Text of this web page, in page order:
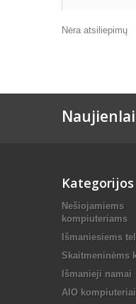
Nėra atsiliepimų
Kategorijos
Nešiojamiems
kompiuteriams
Išmaniesiems
Skaitmeninėms
Išmanieji namai
AIO kompiuteriai